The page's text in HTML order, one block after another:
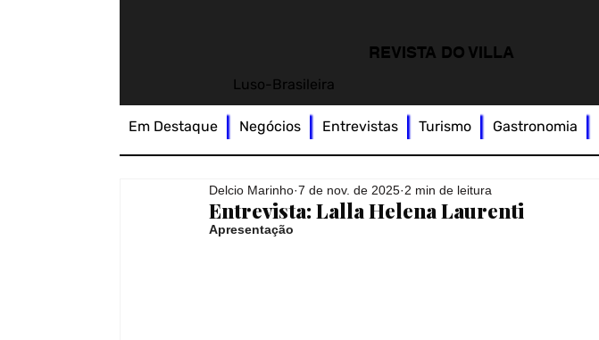
REVISTA DO VILLA
Luso-Brasileira
Entrevista: Lalla Helena Laurenti
Delcio Marinho 7 de nov. de 2025 2 min de leitura
Apresentação
Em Destaque Negócios Entrevistas Turismo Gastronomia